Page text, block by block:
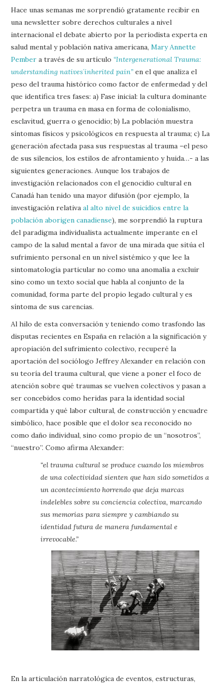
Hace unas semanas me sorprendió gratamente recibir en
una newsletter sobre derechos culturales a nivel
internacional el debate abierto por la periodista experta en
salud mental y población nativa americana, Mary Annette
Pember a través de su artículo “Intergenerational Trauma:
understanding natives´inherited pain” en el que analiza el
peso del trauma histórico como factor de enfermedad y del
que identifica tres fases: a) Fase inicial: la cultura dominante
perpetra un trauma en masa en forma de colonialismo,
esclavitud, guerra o genocidio; b) La población muestra
síntomas físicos y psicológicos en respuesta al trauma; c) La
generación afectada pasa sus respuestas al trauma –el peso
de sus silencios, los estilos de afrontamiento y huida…- a las
siguientes generaciones. Aunque los trabajos de
investigación relacionados con el genocidio cultural en
Canadá han tenido una mayor difusión (por ejemplo, la
investigación relativaal alto nivel de suicidios entre la
población aborigen canadiense), me sorprendió la ruptura
del paradigma individualista actualmente imperante en el
campo de la salud mental a favor de una mirada que sitúa el
sufrimiento personal en un nivel sistémico y que lee la
sintomatología particular no como una anomalía a excluir
sino como un texto social que habla al conjunto de la
comunidad, forma parte del propio legado cultural y es
síntoma de sus carencias.
Al hilo de esta conversación y teniendo como trasfondo las
disputas recientes en España en relación a la significación y
apropiación del sufrimiento colectivo, recuperé la
aportación del sociólogo Jeffrey Alexander en relación con
su teoría del trauma cultural, que viene a poner el foco de
atención sobre qué traumas se vuelven colectivos y pasan a
ser concebidos como heridas para la identidad social
compartida y qué labor cultural, de construcción y encuadre
simbólico, hace posible que el dolor sea reconocido no
como daño individual, sino como propio de un “nosotros”,
“nuestro”. Como afirma Alexander:
“el trauma cultural se produce cuando los miembros
de una colectividad sienten que han sido sometidos a
un acontecimiento horrendo que deja marcas
indelebles sobre su conciencia colectiva, marcando
sus memorias para siempre y cambiando su
identidad futura de manera fundamental e
irrevocable.”
En la articulación narratológica de eventos, estructuras,